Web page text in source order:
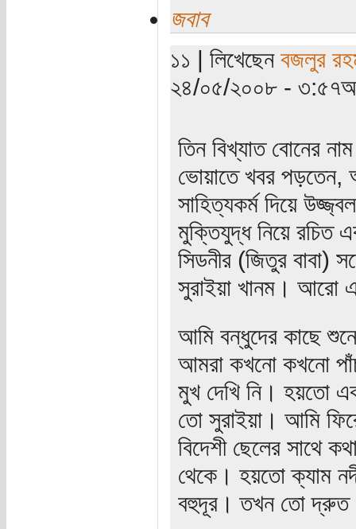
জবাব
১১ | লিখেছেন বজলুর
২৪/০৫/২০০৮ -
তিন বিখ্যাত বোনের
ভোয়াতে খবর পড়তেন,
সাহিত্যকর্ম দিয়ে
মুক্তিযুদ্ধ নিয়ে রচিত
সিডনীর (জিতুর বাবা)
সুরাইয়া খানম। আরো
আমি বন্ধুদের কাছে
আমরা কখনো কখনো
মুখ দেখি নি। হয়তো
তো সুরাইয়া। আমি
বিদেশী ছেলের সাথে
থেকে। হয়তো ক্যাম
বহুদূর। তখন তো দ্রুত